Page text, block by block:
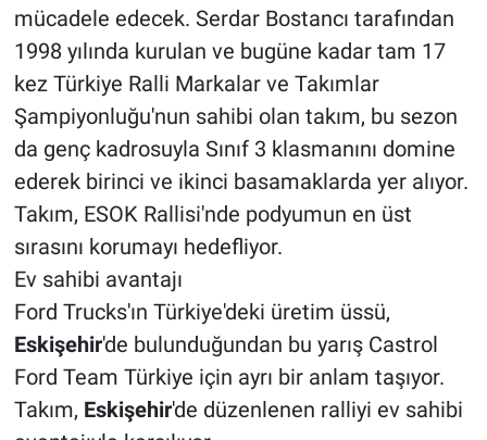
mücadele edecek. Serdar Bostancı tarafından
1998 yılında kurulan ve bugüne kadar tam 17
kez Türkiye Ralli Markalar ve Takımlar
Şampiyonluğu'nun sahibi olan takım, bu sezon
da genç kadrosuyla Sınıf 3 klasmanını domine
ederek birinci ve ikinci basamaklarda yer alıyor.
Takım, ESOK Rallisi'nde podyumun en üst
sırasını korumayı hedefliyor.
Ev sahibi avantajı
Ford Trucks'ın Türkiye'deki üretim üssü,
Eskişehir'de bulunduğundan bu yarış Castrol
Ford Team Türkiye için ayrı bir anlam taşıyor.
Takım, Eskişehir'de düzenlenen ralliyi ev sahibi